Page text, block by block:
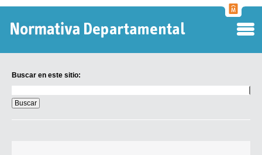
Buscar en este sitio:
en
este
sitio: